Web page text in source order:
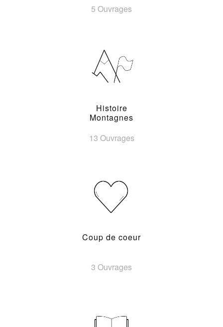
5 Ouvrages
Histoire
Montagnes
13 Ouvrages
Coup de coeur
3 Ouvrages